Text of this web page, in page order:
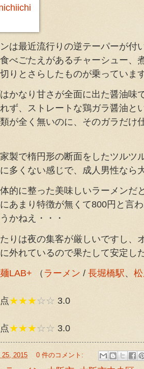
は最近流行りの逆テーパーが付
べごたえがあるチャーシュー、
りとさらしたものが乗っていま
かなり甘さが全面に出た醤油味
ず、ストレートな鶏ガラ醤油と
が全く無いのに、そのガラだけ
製で楕円形の断面をしたツルツ
多くない感じで、成人男性なら
的に整った美味しいラーメンだ
あまり特徴が無くて800円と言
かねえ・・・
りは夜の集客が厳しいですし、
外れているので果たして安定し
LAB+ （ ラーメン / 長堀橋駅、
★★★☆☆ 3.0
★★★☆☆ 3.0
25, 2015 0 件のコメント: